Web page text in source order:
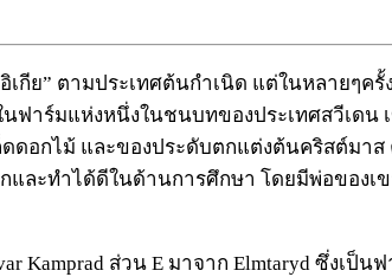
กีย” ตามประเทศต้นกำเนิด แต่ในหลายๆค
ในฟาร์มแห่งหนึ่งในชนบทของประเทศสวีเ
ดอกไม้ และของประดับตกแต่งต้นคริสต์มา
และทำได้ดีในด้านการศึกษา โดยมีพ่อของ
Kamprad ส่วน E มาจาก Elmtaryd ซึ่งเป็